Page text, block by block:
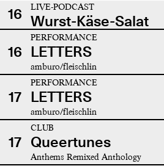
16 LIVE-PODCAST
Wurst-Käse-Salat
16
PERFORMANCE
LETTERS
amburo/fleischlin
17
PERFORMANCE
LETTERS
amburo/fleischlin
17
CLUB
Queertunes
Anthems Remixed Anthology